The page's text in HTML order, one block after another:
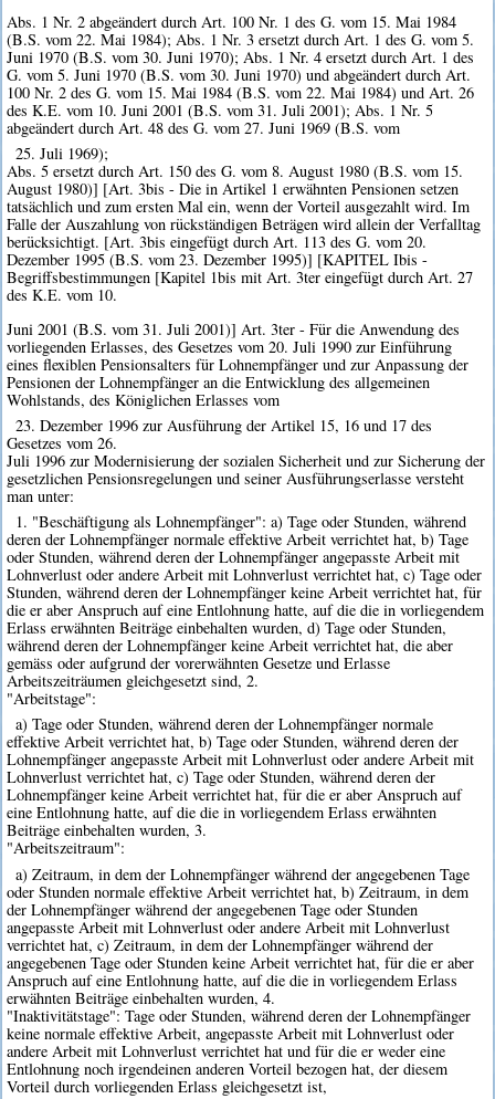
Abs. 1 Nr. 2 abgeändert durch Art. 100 Nr. 1 des G. vom 15. Mai 1984
(B.S. vom 22. Mai 1984); Abs. 1 Nr. 3 ersetzt durch Art. 1 des G. vom 5.
Juni 1970 (B.S. vom 30. Juni 1970); Abs. 1 Nr. 4 ersetzt durch Art. 1 des
G. vom 5. Juni 1970 (B.S. vom 30. Juni 1970) und abgeändert durch Art.
100 Nr. 2 des G. vom 15. Mai 1984 (B.S. vom 22. Mai 1984) und Art. 26
des K.E. vom 10. Juni 2001 (B.S. vom 31. Juli 2001); Abs. 1 Nr. 5
abgeändert durch Art. 48 des G. vom 27. Juni 1969 (B.S. vom
25. Juli 1969);
Abs. 5 ersetzt durch Art. 150 des G. vom 8. August 1980 (B.S. vom 15.
August 1980)] [Art. 3bis - Die in Artikel 1 erwähnten Pensionen setzen
tatsächlich und zum ersten Mal ein, wenn der Vorteil ausgezahlt wird. Im
Falle der Auszahlung von rückständigen Beträgen wird allein der Verfalltag
berücksichtigt. [Art. 3bis eingefügt durch Art. 113 des G. vom 20.
Dezember 1995 (B.S. vom 23. Dezember 1995)] [KAPITEL Ibis -
Begriffsbestimmungen [Kapitel 1bis mit Art. 3ter eingefügt durch Art. 27
des K.E. vom 10.
Juni 2001 (B.S. vom 31. Juli 2001)] Art. 3ter - Für die Anwendung des
vorliegenden Erlasses, des Gesetzes vom 20. Juli 1990 zur Einführung
eines flexiblen Pensionsalters für Lohnempfänger und zur Anpassung der
Pensionen der Lohnempfänger an die Entwicklung des allgemeinen
Wohlstands, des Königlichen Erlasses vom
23. Dezember 1996 zur Ausführung der Artikel 15, 16 und 17 des
Gesetzes vom 26.
Juli 1996 zur Modernisierung der sozialen Sicherheit und zur Sicherung der
gesetzlichen Pensionsregelungen und seiner Ausführungserlasse versteht
man unter:
1. "Beschäftigung als Lohnempfänger": a) Tage oder Stunden, während
deren der Lohnempfänger normale effektive Arbeit verrichtet hat, b) Tage
oder Stunden, während deren der Lohnempfänger angepasste Arbeit mit
Lohnverlust oder andere Arbeit mit Lohnverlust verrichtet hat, c) Tage oder
Stunden, während deren der Lohnempfänger keine Arbeit verrichtet hat, für
die er aber Anspruch auf eine Entlohnung hatte, auf die die in vorliegendem
Erlass erwähnten Beiträge einbehalten wurden, d) Tage oder Stunden,
während deren der Lohnempfänger keine Arbeit verrichtet hat, die aber
gemäss oder aufgrund der vorerwähnten Gesetze und Erlasse
Arbeitszeiträumen gleichgesetzt sind, 2.
"Arbeitstage":
a) Tage oder Stunden, während deren der Lohnempfänger normale
effektive Arbeit verrichtet hat, b) Tage oder Stunden, während deren der
Lohnempfänger angepasste Arbeit mit Lohnverlust oder andere Arbeit mit
Lohnverlust verrichtet hat, c) Tage oder Stunden, während deren der
Lohnempfänger keine Arbeit verrichtet hat, für die er aber Anspruch auf
eine Entlohnung hatte, auf die die in vorliegendem Erlass erwähnten
Beiträge einbehalten wurden, 3.
"Arbeitszeitraum":
a) Zeitraum, in dem der Lohnempfänger während der angegebenen Tage
oder Stunden normale effektive Arbeit verrichtet hat, b) Zeitraum, in dem
der Lohnempfänger während der angegebenen Tage oder Stunden
angepasste Arbeit mit Lohnverlust oder andere Arbeit mit Lohnverlust
verrichtet hat, c) Zeitraum, in dem der Lohnempfänger während der
angegebenen Tage oder Stunden keine Arbeit verrichtet hat, für die er aber
Anspruch auf eine Entlohnung hatte, auf die die in vorliegendem Erlass
erwähnten Beiträge einbehalten wurden, 4.
"Inaktivitätstage": Tage oder Stunden, während deren der Lohnempfänger
keine normale effektive Arbeit, angepasste Arbeit mit Lohnverlust oder
andere Arbeit mit Lohnverlust verrichtet hat und für die er weder eine
Entlohnung noch irgendeinen anderen Vorteil bezogen hat, der diesem
Vorteil durch vorliegenden Erlass gleichgesetzt ist,